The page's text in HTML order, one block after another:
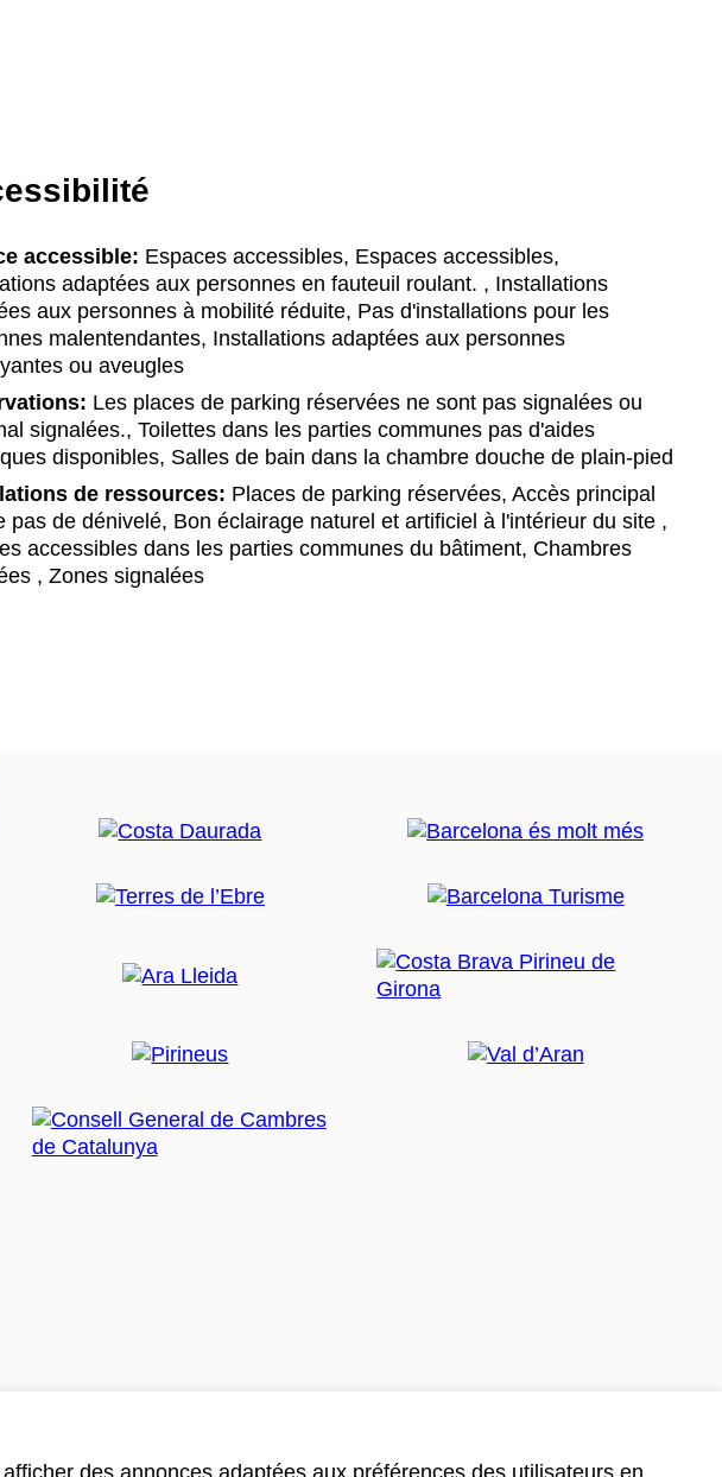
accessible: Espaces accessibles, Espaces accessibles,
adaptées aux personnes en fauteuil roulant. , Installations
aux personnes à mobilité réduite, Pas d'installations pour les
malentendantes, Installations adaptées aux personnes
ou aveugles
Les places de parking réservées ne sont pas signalées ou
signalées., Toilettes dans les parties communes pas d'aides
disponibles, Salles de bain dans la chambre douche de plain-pied
de ressources: Places de parking réservées, Accès principal
pas de dénivelé, Bon éclairage naturel et artificiel à l'intérieur du site ,
accessibles dans les parties communes du bâtiment, Chambres
, Zones signalées
des annonces adaptées aux préférences des utilisateurs en